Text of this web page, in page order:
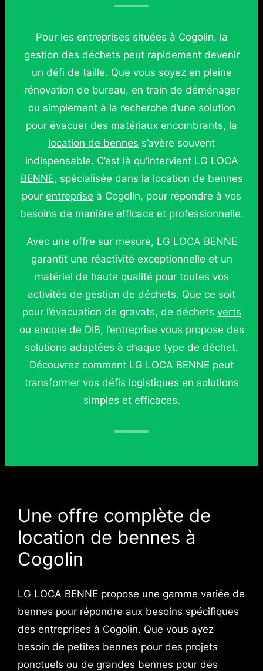
Pour les entreprises situées à Cogolin, la
gestion des déchets peut rapidement devenir
un défi de taille. Que vous soyez en pleine
rénovation de bureau, en train de déménager
ou simplement à la recherche d’une solution
pour évacuer des matériaux encombrants, la
location de bennes s’avère souvent
indispensable. C’est là qu’intervient LG LOCA
BENNE, spécialisée dans la location de bennes
pour entreprise à Cogolin, pour répondre à vos
besoins de manière efficace et professionnelle.
Avec une offre sur mesure, LG LOCA BENNE
garantit une réactivité exceptionnelle et un
matériel de haute qualité pour toutes vos
activités de gestion de déchets. Que ce soit
pour l’évacuation de gravats, de déchets verts
ou encore de DIB, l’entreprise vous propose des
solutions adaptées à chaque type de déchet.
Découvrez comment LG LOCA BENNE peut
transformer vos défis logistiques en solutions
simples et efficaces.
Une offre complète de
location de bennes à
Cogolin
LG LOCA BENNE propose une gamme variée de
bennes pour répondre aux besoins spécifiques
des entreprises à Cogolin. Que vous ayez
besoin de petites bennes pour des projets
ponctuels ou de grandes bennes pour des